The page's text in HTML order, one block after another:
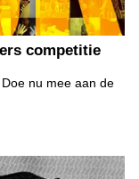
competitie
nu mee aan de